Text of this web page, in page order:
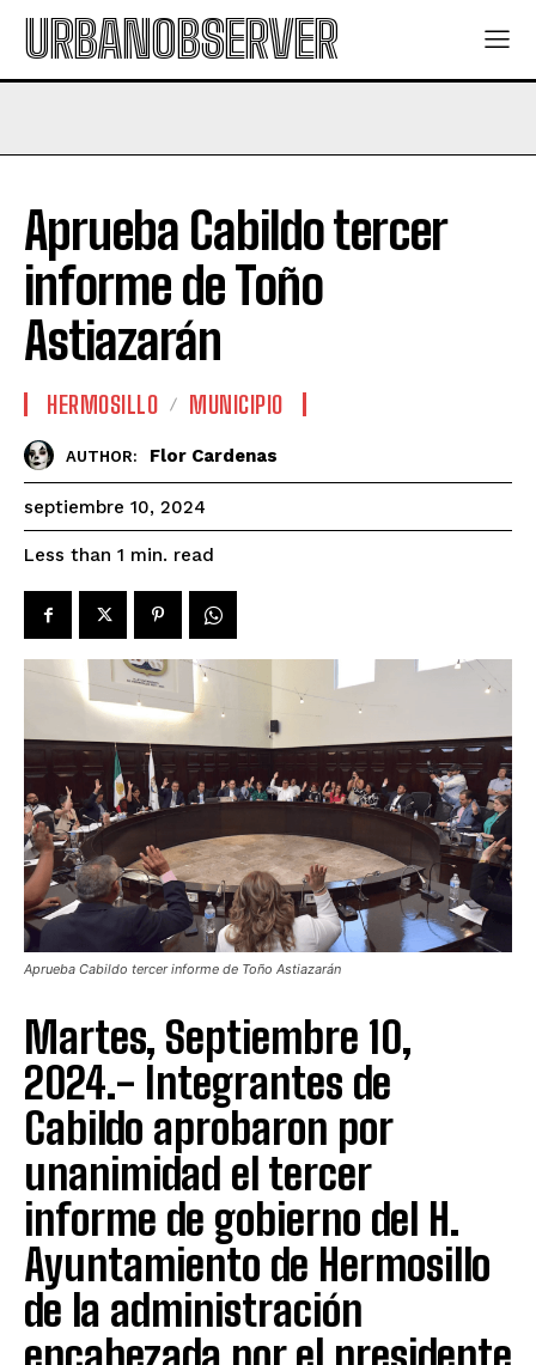
URBANOBSERVER
Aprueba Cabildo tercer
informe de Toño
Astiazarán
HERMOSILLO MUNICIPIO
AUTHOR: Flor Cardenas
septiembre 10, 2024
Less than 1 min. read
Aprueba Cabildo tercer informe de Toño Astiazarán
Martes, Septiembre 10,
2024.- Integrantes de
Cabildo aprobaron por
unanimidad el tercer
informe de gobierno del H.
Ayuntamiento de Hermosillo
de la administración